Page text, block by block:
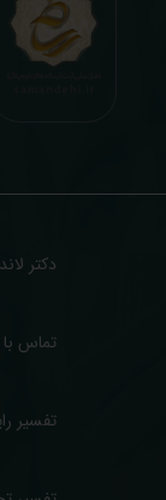
پیشرفته (دیر و زود
آنلاین به نتایج هیچ
با درخواست و ارسال
دکتر
تفسیر
تماس با